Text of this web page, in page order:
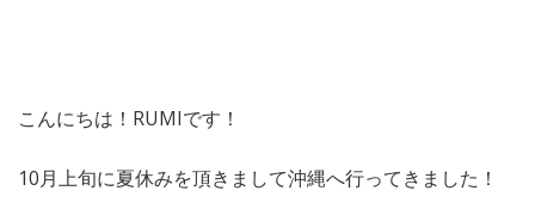
こんにちは！RUMIです！
10月上旬に夏休みを頂きまして沖縄へ行ってきました！